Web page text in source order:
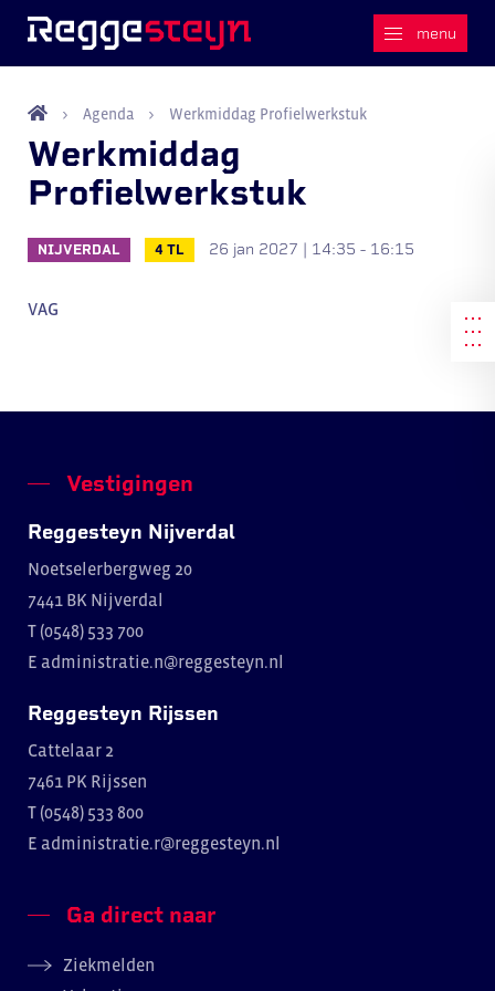
Agenda Werkmiddag Profielwerkstuk
Werkmiddag
Profielwerkstuk
NIJVERDAL 4 TL 26 jan 2027 | 14:35 - 16:15
VAG
Vestigingen
Reggesteyn Nijverdal
Noetselerbergweg 20
7441 BK Nijverdal
T (0548) 533 700
E administratie.n@reggesteyn.nl
Reggesteyn Rijssen
Cattelaar 2
7461 PK Rijssen
T (0548) 533 800
E administratie.r@reggesteyn.nl
Ga direct naar
Ziekmelden